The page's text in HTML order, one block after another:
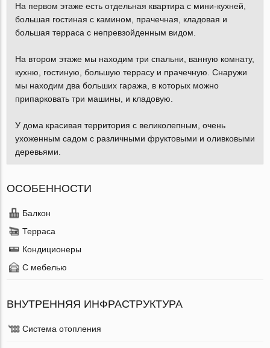
На первом этаже есть отдельная квартира с мини-кухней,
большая гостиная с камином, прачечная, кладовая и
большая терраса с непревзойденным видом.
На втором этаже мы находим три спальни, ванную комнату,
кухню, гостиную, большую террасу и прачечную. Снаружи
мы находим два больших гаража, в которых можно
припарковать три машины, и кладовую.
У дома красивая территория с великолепным, очень
ухоженным садом с различными фруктовыми и оливковыми
деревьями.
ОСОБЕННОСТИ
Балкон
Терраса
Кондиционеры
С мебелью
ВНУТРЕННЯЯ ИНФРАСТРУКТУРА
Система отопления